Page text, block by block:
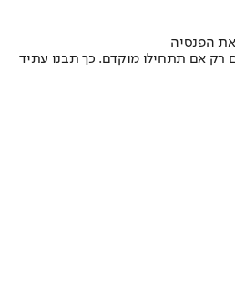
את הפנסיה
רק אם תתחילו מוקדם. כך תבנו עתיד